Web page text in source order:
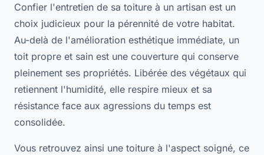
Confier l'entretien de sa toiture à un artisan est un
choix judicieux pour la pérennité de votre habitat.
Au-delà de l'amélioration esthétique immédiate, un
toit propre et sain est une couverture qui conserve
pleinement ses propriétés. Libérée des végétaux qui
retiennent l'humidité, elle respire mieux et sa
résistance face aux agressions du temps est
consolidée.
Vous retrouvez ainsi une toiture à l'aspect soigné, ce